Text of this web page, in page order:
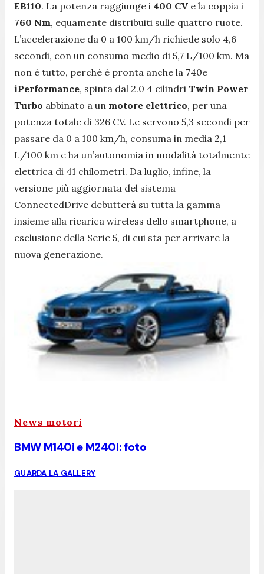
EB110. La potenza raggiunge i 400 CV e la coppia i
760 Nm, equamente distribuiti sulle quattro ruote.
L’accelerazione da 0 a 100 km/h richiede solo 4,6
secondi, con un consumo medio di 5,7 L/100 km. Ma
non è tutto, perché è pronta anche la 740e
iPerformance, spinta dal 2.0 4 cilindri Twin Power
Turbo abbinato a un motore elettrico, per una
potenza totale di 326 CV. Le servono 5,3 secondi per
passare da 0 a 100 km/h, consuma in media 2,1
L/100 km e ha un’autonomia in modalità totalmente
elettrica di 41 chilometri. Da luglio, infine, la
versione più aggiornata del sistema
ConnectedDrive debutterà su tutta la gamma
insieme alla ricarica wireless dello smartphone, a
esclusione della Serie 5, di cui sta per arrivare la
nuova generazione.
News motori
BMW M140i e M240i: foto
GUARDA LA GALLERY